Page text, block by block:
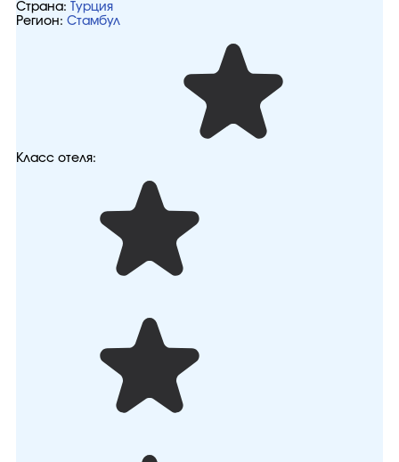
Страна:
Турция
Регион: Стамбул
Класс отеля: